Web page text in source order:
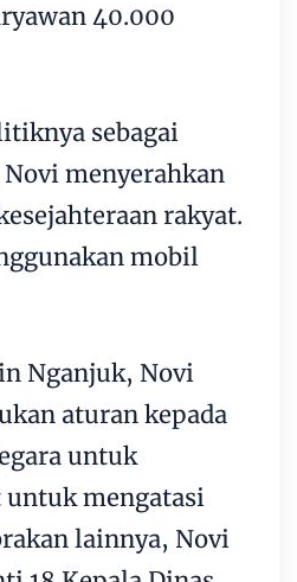
40.000
sebagai
menyerahkan
rakyat.
mobil
Nganjuk, Novi
aturan kepada
untuk
untuk mengatasi
lainnya, Novi